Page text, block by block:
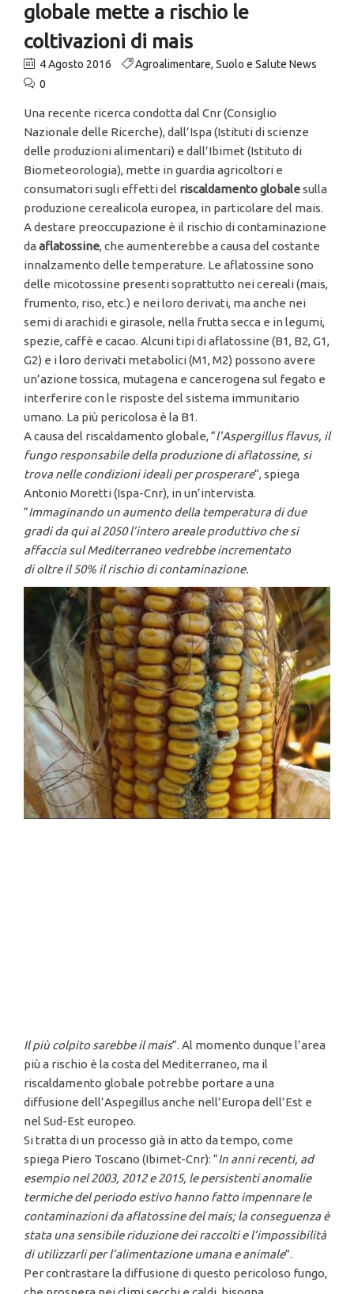
globale mette a rischio le
coltivazioni di mais
4 Agosto 2016 Agroalimentare, Suolo e Salute News
0
Una recente ricerca condotta dal Cnr (Consiglio
Nazionale delle Ricerche), dall’Ispa (Istituti di scienze
delle produzioni alimentari) e dall’Ibimet (Istituto di
Biometeorologia), mette in guardia agricoltori e
consumatori sugli effetti del riscaldamento globalesulla
produzione cerealicola europea, in particolare del mais.
A destare preoccupazione è il rischio di contaminazione
daaflatossine, che aumenterebbe a causa del costante
innalzamento delle temperature. Le aflatossine sono
delle micotossine presenti soprattutto nei cereali (mais,
frumento, riso, etc.) e nei loro derivati, ma anche nei
semi di arachidi e girasole, nella frutta secca e in legumi,
spezie, caffè e cacao. Alcuni tipi di aflatossine (B1, B2, G1,
G2) e i loro derivati metabolici (M1, M2) possono avere
un’azione tossica, mutagena e cancerogena sul fegato e
interferire con le risposte del sistema immunitario
umano. La più pericolosa è la B1.
A causa del riscaldamento globale, “l’Aspergillus flavus, il
fungo responsabile della produzione di aflatossine, si
trova nelle condizioni ideali per prosperare“, spiega
Antonio Moretti (Ispa-Cnr), in un’intervista.
“Immaginando un aumento della temperatura di due
gradi da qui al 2050 l’intero areale produttivo che si
affaccia sul Mediterraneo vedrebbe incrementato
di oltre il 50% il rischio di contaminazione.
Il più colpito sarebbe il mais“. Al momento dunque l’area
più a rischio è la costa del Mediterraneo, ma il
riscaldamento globale potrebbe portare a una
diffusione dell’Aspegillus anche nell’Europa dell’Est e
nel Sud-Est europeo.
Si tratta di un processo già in atto da tempo, come
spiega Piero Toscano (Ibimet-Cnr): “In anni recenti, ad
esempio nel 2003, 2012 e 2015, le persistenti anomalie
termiche del periodo estivo hanno fatto impennare le
contaminazioni da aflatossine del mais; la conseguenza è
stata una sensibile riduzione dei raccolti e l’impossibilità
di utilizzarli per l’alimentazione umana e animale”.
Per contrastare la diffusione di questo pericoloso fungo,